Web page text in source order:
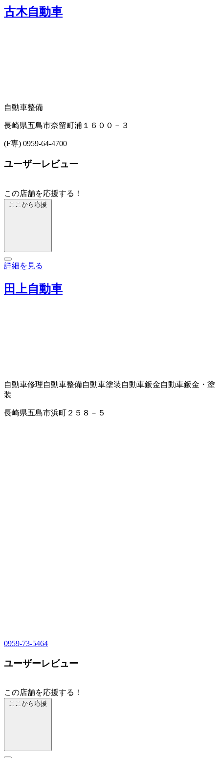
古木自動車
自動車整備
長崎県五島市奈留町浦１６００－３
(F専) 0959-64-4700
ユーザーレビュー
この店舗を応援する！
ここから応援
詳細を見る
田上自動車
自動車修理自動車整備自動車塗装自動車鈑金自動車鈑金・塗
装
長崎県五島市浜町２５８－５
0959-73-5464
ユーザーレビュー
この店舗を応援する！
ここから応援